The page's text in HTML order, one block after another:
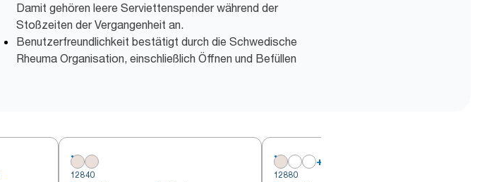
Damit gehören leere Serviettenspender während der
Stoßzeiten der Vergangenheit an.
Benutzerfreundlichkeit bestätigt durch die Schwedische
Rheuma Organisation, einschließlich Öffnen und Befüllen
12840
+
12880